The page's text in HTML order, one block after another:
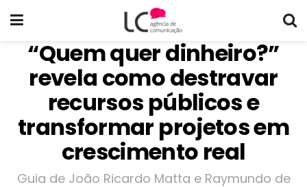
“Quem quer dinheiro?”
revela como destravar
recursos públicos e
transformar projetos em
crescimento real
Guia de João Ricardo Matta e Raymundo de